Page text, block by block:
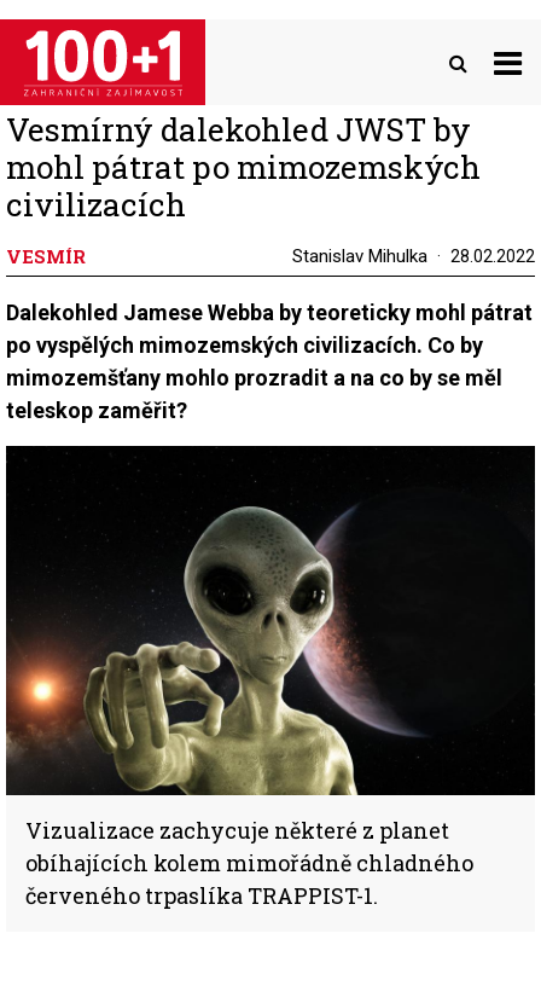
Přejít
hlavnímu
obsahu
Vesmírný dalekohled JWST by
mohl pátrat po mimozemských
civilizacích
VESMÍR Stanislav Mihulka 28.02.2022
Dalekohled Jamese Webba by teoreticky mohl pátrat
po vyspělých mimozemských civilizacích. Co by
mimozemšťany mohlo prozradit a na co by se měl
teleskop zaměřit?
Vizualizace zachycuje některé z planet
obíhajících kolem mimořádně chladného
červeného trpaslíka TRAPPIST-1.